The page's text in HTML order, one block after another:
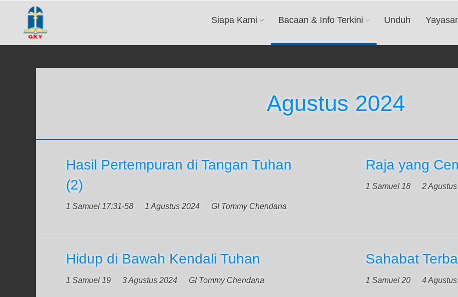
Siapa Kami Bacaan & Info Terkini Unduh
Agustus 2024
Hasil Pertempuran di Tangan Tuhan
(2)
1 Samuel 17:31-58 1 Agustus 2024 GI Tommy Chendana
Raja yang
1 Samuel 18 2
Hidup di Bawah Kendali Tuhan
1 Samuel 19 3 Agustus 2024 GI Tommy Chendana
Sahabat
1 Samuel 20 4